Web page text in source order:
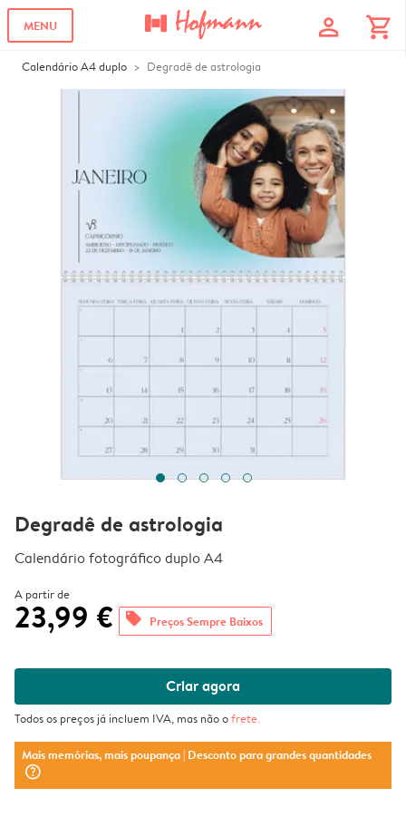
MENU profile shopping_cart
Calendário A4 duplo Degradê de astrologia
Degradê de astrologia
Calendário fotográfico duplo A4
A partir de
23,99 € offers Preços Sempre Baixos
Criar agora
Todos os preços já incluem IVA, mas não ofrete.
Mais memórias, mais poupança| Desconto para grandes quantidades
question_mark_circle